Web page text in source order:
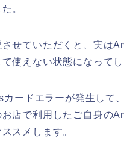
。
せていただくと、実は
使えない状態になって
ードエラーが発生して
店で利用したご自身の
スメします。